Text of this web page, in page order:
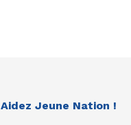
Aidez Jeune Nation !